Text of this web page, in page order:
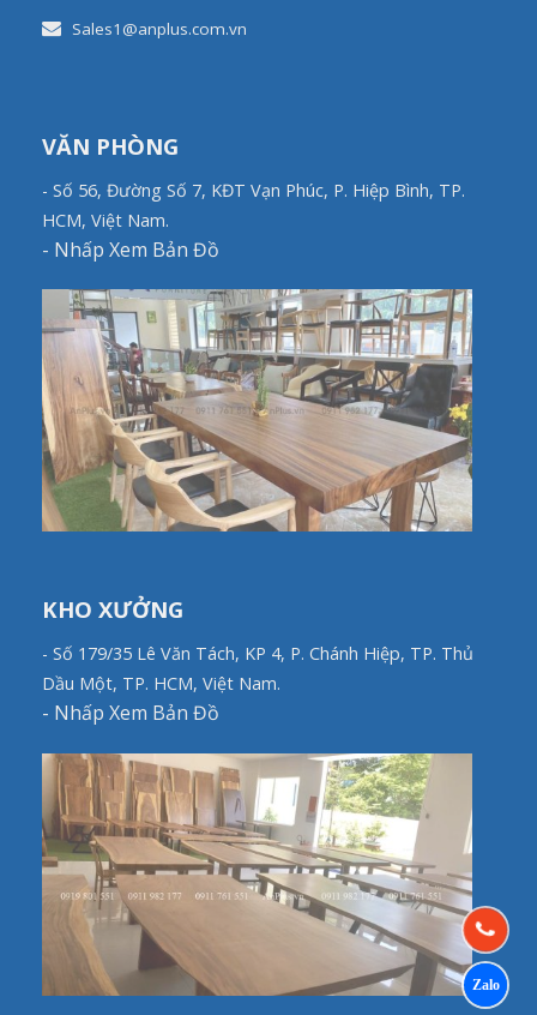
Sales1@anplus.com.vn
VĂN PHÒNG
- Số 56, Đường Số 7, KĐT Vạn Phúc, P. Hiệp Bình, TP.
HCM, Việt Nam.
- Nhấp Xem Bản Đồ
KHO XƯỞNG
- Số 179/35 Lê Văn Tách, KP 4, P. Chánh Hiệp, TP. Thủ
Dầu Một, TP. HCM, Việt Nam.
- Nhấp Xem Bản Đồ